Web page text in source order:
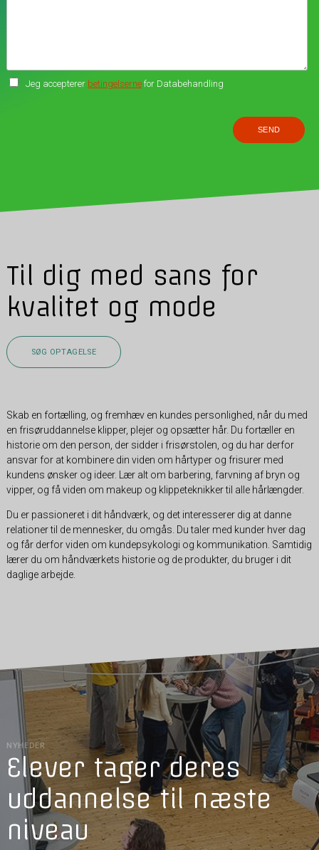
Jeg accepterer betingelsernefor Databehandling
Til dig med sans for
kvalitet og mode
SØG OPTAGELSE
Skab en fortælling, og fremhæv en kundes personlighed, når du med
en frisøruddannelse klipper, plejer og opsætter hår. Du fortæller en
historie om den person, der sidder i frisørstolen, og du har derfor
ansvar for at kombinere din viden om hårtyper og frisurer med
kundens ønsker og ideer. Lær alt om barbering, farvning af bryn og
vipper, og få viden om makeup og klippeteknikker til alle hårlængder.
Du er passioneret i dit håndværk, og det interesserer dig at danne
relationer til de mennesker, du omgås. Du taler med kunder hver dag
og får derfor viden om kundepsykologi og kommunikation. Samtidig
lærer du om håndværkets historie og de produkter, du bruger i dit
daglige arbejde.
NYHEDER
Elever tager deres
uddannelse til næste
niveau